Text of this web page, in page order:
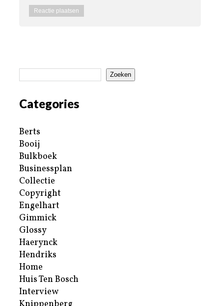
Zoeken
Categories
Berts
Booij
Bulkboek
Businessplan
Collectie
Copyright
Engelhart
Gimmick
Glossy
Haerynck
Hendriks
Home
Huis Ten Bosch
Interview